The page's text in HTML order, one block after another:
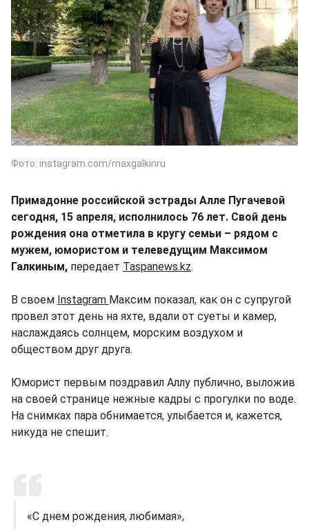
Фото: instagram.com/maxgalkinru
Примадонне российской эстрады Алле Пугачевой
сегодня, 15 апреля, исполнилось 76 лет. Свой день
рождения она отметила в кругу семьи – рядом с
мужем, юмористом и телеведущим Максимом
Галкиным, передает Taspanews.kz.
В своем Instagram Максим показал, как он с супругой
провел этот день на яхте, вдали от суеты и камер,
наслаждаясь солнцем, морским воздухом и
обществом друг друга.
Юморист первым поздравил Аллу публично, выложив
на своей странице нежные кадры с прогулки по воде.
На снимках пара обнимается, улыбается и, кажется,
никуда не спешит.
«С днем рождения, любимая»,